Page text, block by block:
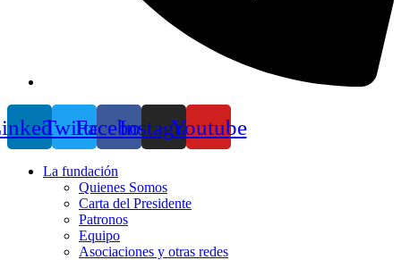
TwitterFacebookInstagramYoutube
La fundación
Quienes Somos
Carta del Presidente
Patronos
Equipo
Asociaciones y otras redes